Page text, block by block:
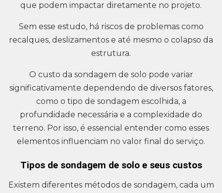
que podem impactar diretamente no projeto.
Sem esse estudo, há riscos de problemas como
recalques, deslizamentos e até mesmo o colapso da
estrutura.
O custo da sondagem de solo pode variar
significativamente dependendo de diversos fatores,
como o tipo de sondagem escolhida, a
profundidade necessária e a complexidade do
terreno. Por isso, é essencial entender como esses
elementos influenciam no valor final do serviço.
Tipos de sondagem de solo e seus custos
Existem diferentes métodos de sondagem, cada um